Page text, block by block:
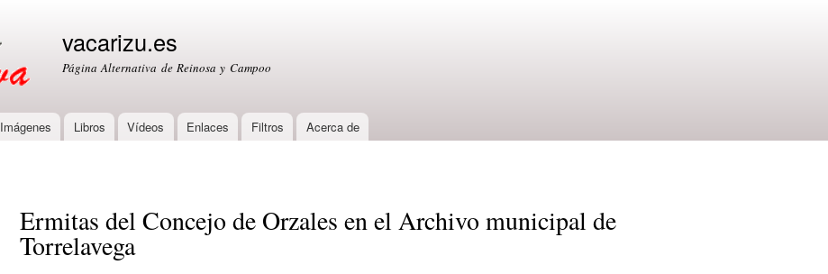
content
vacarizu.es
Página Alternativa de Reinosa y Campoo
Imágenes Libros Vídeos Enlaces Filtros Acerca de
Ermitas del Concejo de Orzales en el Archivo municipal de
Torrelavega